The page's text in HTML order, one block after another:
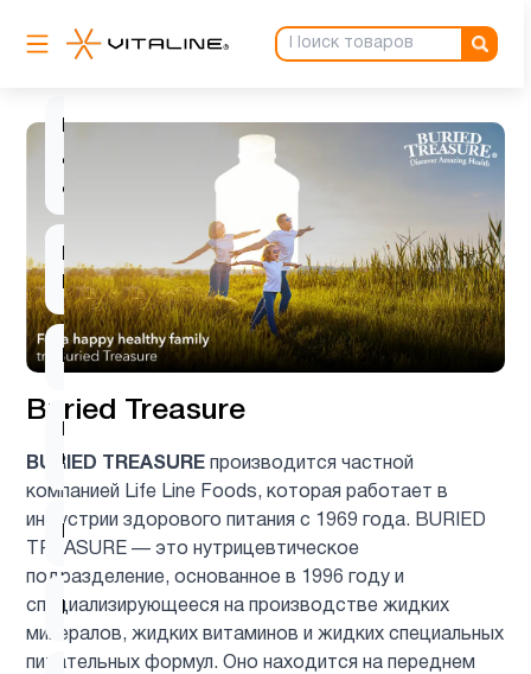
Buried Treasure
BURIED TREASURE производится частной
компанией Life Line Foods, которая работает в
индустрии здорового питания с 1969 года. BURIED
TREASURE — это нутрицевтическое
подразделение, основанное в 1996 году и
специализирующееся на производстве жидких
минералов, жидких витаминов и жидких специальных
питательных формул. Оно находится на переднем
Кальции 2
Кальций
для
детей
Йод
1
Кожа 3
масло
Магний 2
Микроэлементы 3